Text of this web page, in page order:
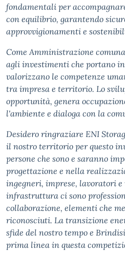
fondamentali per
con equilibrio, garantendo
approvvigionamenti e
Come Amministrazione
agli investimenti che portano
valorizzano le competenze
tra impresa e territorio. Lo
opportunità, genera
l'ambiente e dialoga con la
Desidero ringraziare ENI
il nostro territorio per questo
persone che sono e saranno
progettazione e nella
ingegneri, imprese, lavoratori
infrastruttura ci sono
collaborazione, elementi che
riconosciuti. La transizione
sfide del nostro tempo e
prima linea in questa